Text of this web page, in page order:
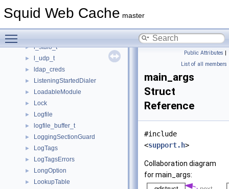
Squid Web Cache master
JobWaitBase
► l_stdio_t
► l_udp_t
► ldap_creds
► ListeningStartedDialer
► LoadableModule
► Lock
► Logfile
► logfile_buffer_t
► LoggingSectionGuard
► LogTags
► LogTagsErrors
► LongOption
► LookupTable
Public Attributes |
List of all members
main_args
Struct
Reference
#include
<support.h>
Collaboration diagram
for main_args: